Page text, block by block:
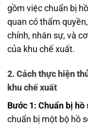
gồm việc chuẩn bị
quan có thẩm
chính, nhân sự, và
của khu chế xuất.
2. Cách thực hiện
khu chế xuất
Bước 1: Chuẩn bị hồ
chuẩn bị một bộ hồ